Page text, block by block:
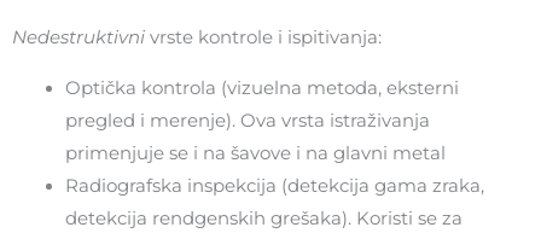
Nedestruktivni vrste kontrole i ispitivanja:
Optička kontrola (vizuelna metoda, eksterni
pregled i merenje). Ova vrsta istraživanja
primenjuje se i na šavove i na glavni metal
Radiografska inspekcija (detekcija gama zraka,
detekcija rendgenskih grešaka). Koristi se za